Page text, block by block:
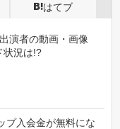
はてブ
演者の動画・画像
状況は!?
プ入会金が無料にな